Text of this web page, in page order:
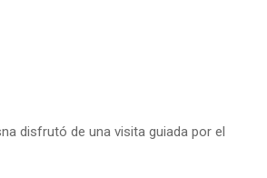
disfrutó de una visita guiada por el